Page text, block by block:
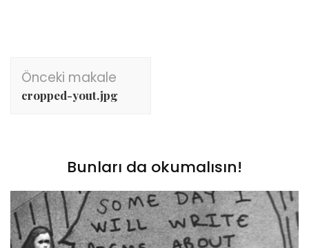
Yazı
dolaşımı
Önceki makale
cropped-yout.jpg
Bunları da okumalısın!